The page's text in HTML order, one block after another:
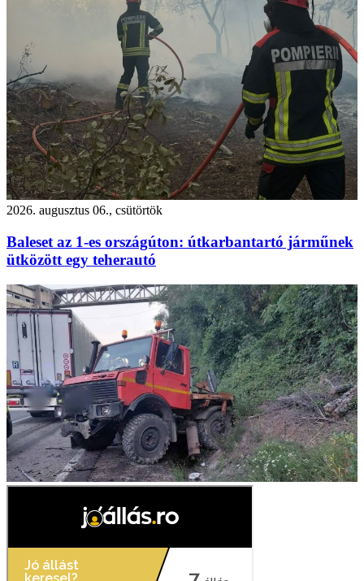
2026. augusztus 06., csütörtök
Baleset az 1-es országúton: útkarbantartó járműnek
ütközött egy teherautó